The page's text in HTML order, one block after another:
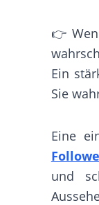
Ein
Sie
Eine
und